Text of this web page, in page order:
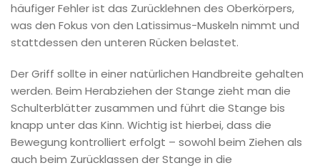
häufiger Fehler ist das Zurücklehnen des Oberkörpers,
was den Fokus von den Latissimus-Muskeln nimmt und
stattdessen den unteren Rücken belastet.
Der Griff sollte in einer natürlichen Handbreite gehalten
werden. Beim Herabziehen der Stange zieht man die
Schulterblätter zusammen und führt die Stange bis
knapp unter das Kinn. Wichtig ist hierbei, dass die
Bewegung kontrolliert erfolgt – sowohl beim Ziehen als
auch beim Zurücklassen der Stange in die